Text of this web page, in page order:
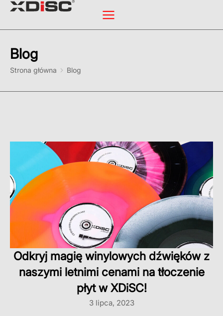
Blog
Jesteś tutaj:
Strona główna Blog
Odkryj magię winylowych dźwięków z
naszymi letnimi cenami na tłoczenie
płyt w XDiSC!
3 lipca, 2023